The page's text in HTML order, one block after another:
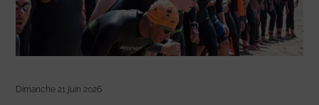
Dimanche 21 juin 2026